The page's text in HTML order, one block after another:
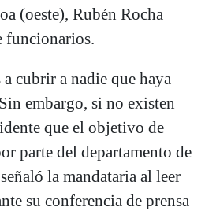
(oeste), Rubén Rocha
funcionarios.
cubrir a nadie que haya
embargo, si no existen
que el objetivo de
parte del departamento de
la mandataria al leer
su conferencia de prensa